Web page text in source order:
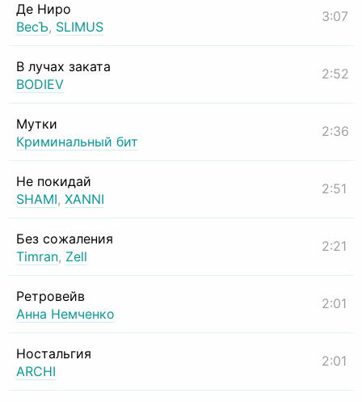
Де Ниро
ВесЪ, SLIMUS
3:07
В лучах заката
BODIEV
2:52
Мутки
Криминальный бит
2:36
Не покидай
SHAMI, XANNI
2:51
Без сожаления
Timran, Zell
2:21
Ретровейв
Анна Немченко
2:01
Ностальгия
ARCHI
2:01